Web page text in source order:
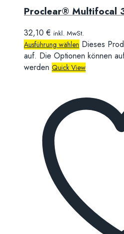
Proclear® Multifocal
32,10€ inkl. MwSt.
Ausführung wählen Dieses
auf. Die Optionen können
werden Quick View